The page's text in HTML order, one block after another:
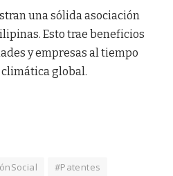
una sólida asociación
Esto trae beneficios
y empresas al tiempo
global.
#Patentes